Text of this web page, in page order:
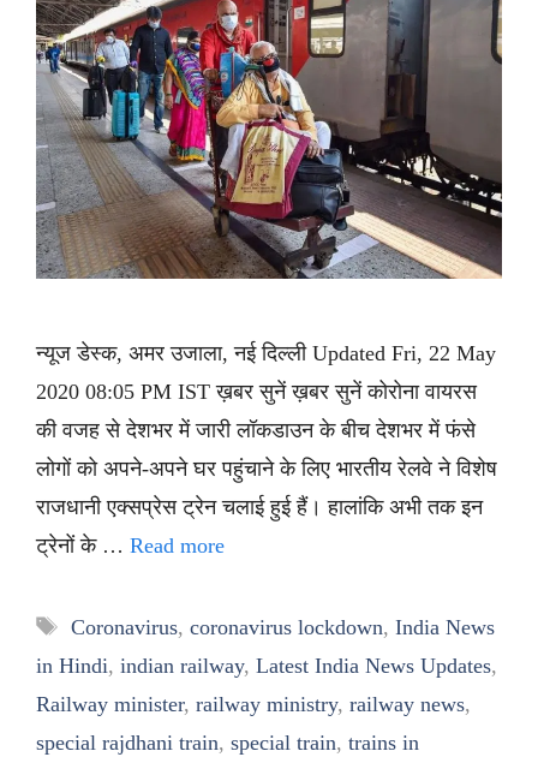
न्यूज डेस्क, अमर उजाला, नई दिल्ली Updated Fri, 22 May
2020 08:05 PM IST ख़बर सुनें ख़बर सुनें कोरोना वायरस
की वजह से देशभर में जारी लॉकडाउन के बीच देशभर में फंसे
लोगों को अपने-अपने घर पहुंचाने के लिए भारतीय रेलवे ने विशेष
राजधानी एक्सप्रेस ट्रेन चलाई हुई हैं। हालांकि अभी तक इन
ट्रेनों के … Read more
Tags
Coronavirus, coronavirus lockdown, India News
in Hindi, indian railway, Latest India News Updates,
Railway minister, railway ministry, railway news,
special rajdhani train, special train, trains in